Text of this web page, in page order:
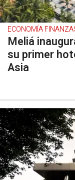
ECONOMÍA
Meliá
su primer
Asia